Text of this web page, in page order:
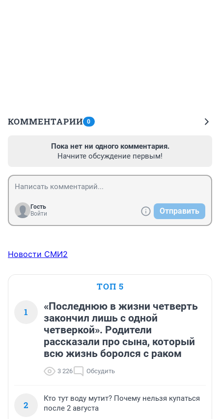
КОММЕНТАРИИ 0
Пока нет ни одного комментария.
Начните обсуждение первым!
Гость
Войти
Отправить
Новости СМИ2
ТОП 5
1
«Последнюю в жизни четверть
закончил лишь с одной
четверкой». Родители
рассказали про сына, который
всю жизнь боролся с раком
3 226 Обсудить
2
Кто тут воду мутит? Почему нельзя купаться
после 2 августа